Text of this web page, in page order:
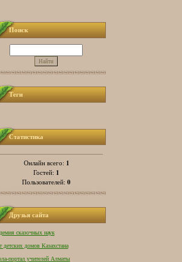
Поиск
Теги
Статистика
Онлайн всего: 1
Гостей: 1
Пользователей: 0
Друзья сайта
сказочных наук
детских домов Казахстана
портал учителей Алматы